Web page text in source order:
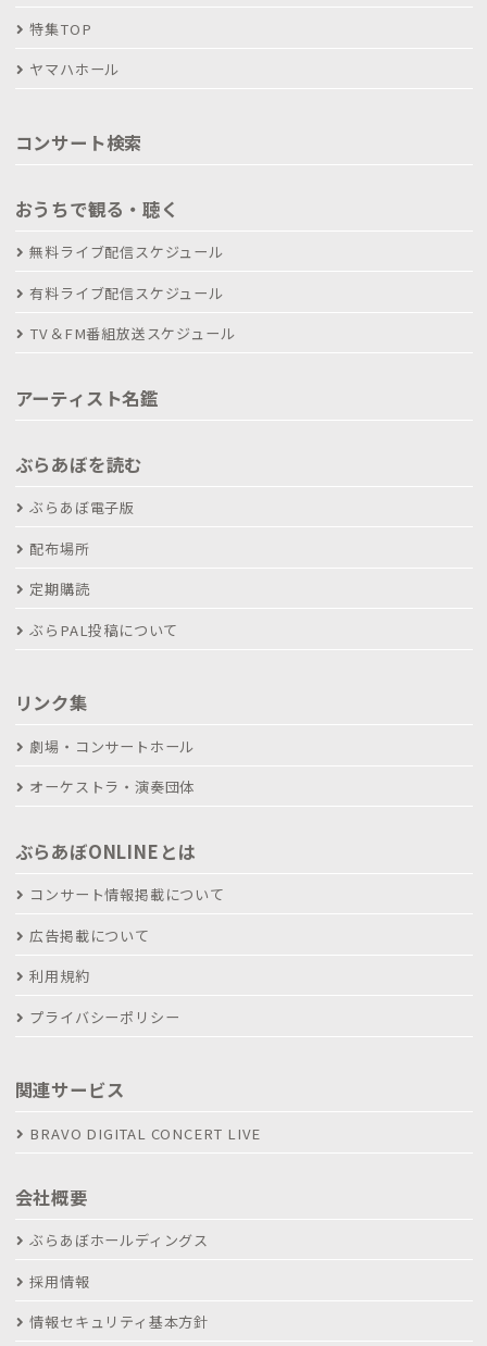
特集TOP
ヤマハホール
コンサート検索
おうちで観る・聴く
無料ライブ配信スケジュール
有料ライブ配信スケジュール
TV＆FM番組放送スケジュール
アーティスト名鑑
ぶらあぼを読む
ぶらあぼ電子版
配布場所
定期購読
ぶらPAL投稿について
リンク集
劇場・コンサートホール
オーケストラ・演奏団体
ぶらあぼONLINEとは
コンサート情報掲載について
広告掲載について
利用規約
プライバシーポリシー
関連サービス
BRAVO DIGITAL CONCERT LIVE
会社概要
ぶらあぼホールディングス
採用情報
情報セキュリティ基本方針